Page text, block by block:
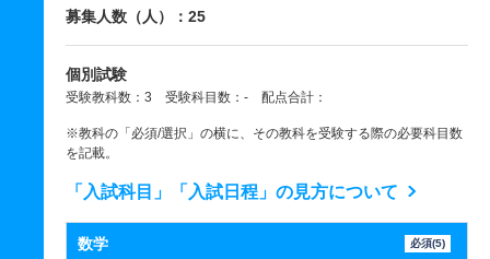
募集人数（人）：25
個別試験
受験教科数：3 受験科目数：- 配点合計：
※教科の「必須/選択」の横に、その教科を受験する際の必要科目数
を記載。
「入試科目」「入試日程」の見方について
数学 必須(5)